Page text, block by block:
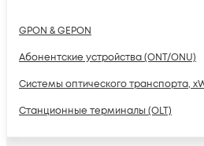
GPON & GEPON
Абонентские устройства (ONT/ONU)
Системы оптического транспорта,
Станционные терминалы (OLT)